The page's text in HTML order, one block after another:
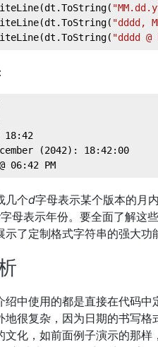
"dddd,
"dddd
18:42
(2042): 18:42:00
06:42 PM
几个d字母表示某个版本的月
字母表示年份。要全面了解这
示了定制格式字符串的强大功
绍中使用的都是直接在代码
地很复杂，因为日期的书写
文化，如前面例子演示的那